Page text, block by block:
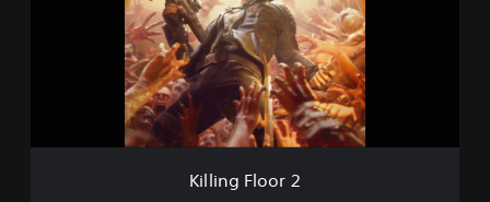
r
Killing Floor 2